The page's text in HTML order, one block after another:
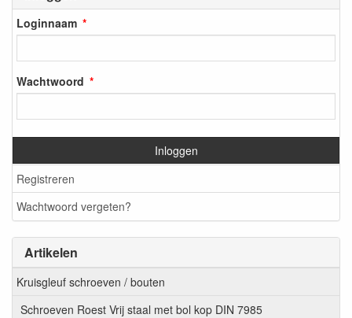
Loginnaam
Wachtwoord
Inloggen
Registreren
Wachtwoord vergeten?
Artikelen
Kruisgleuf schroeven / bouten
Schroeven Roest Vrij staal met bol kop DIN 7985